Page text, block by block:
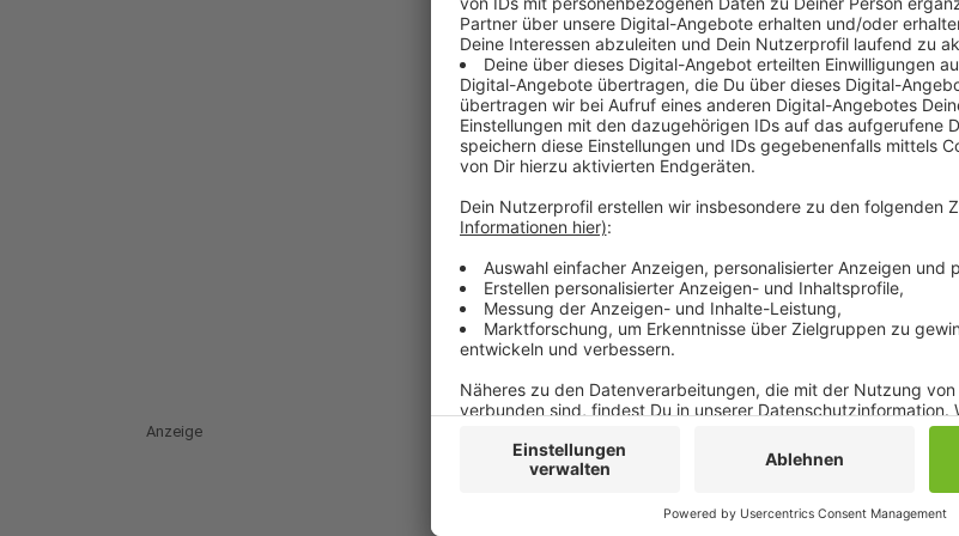
Die Stadt Ratingen hat auch für uns
Durchschnittstemperatur im Oktober
dem langjährigen Durchschnitt, heißt
Mönchengladbach und der Region nur
Jahr mit mehr als 25 Grad sogar einen
noch nie vorgekommen, heißt es. Für
wieder milde Temperaturen erwartet:
Anzeige